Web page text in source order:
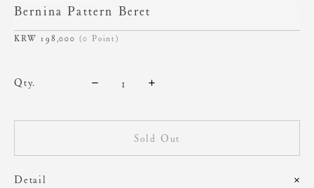
Bernina Pattern Beret
198,000 (0 Point)
qty.
Sold Out
Detail